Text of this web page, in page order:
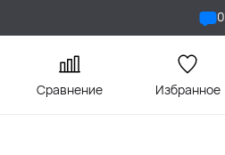
0
Сравнение Избранное